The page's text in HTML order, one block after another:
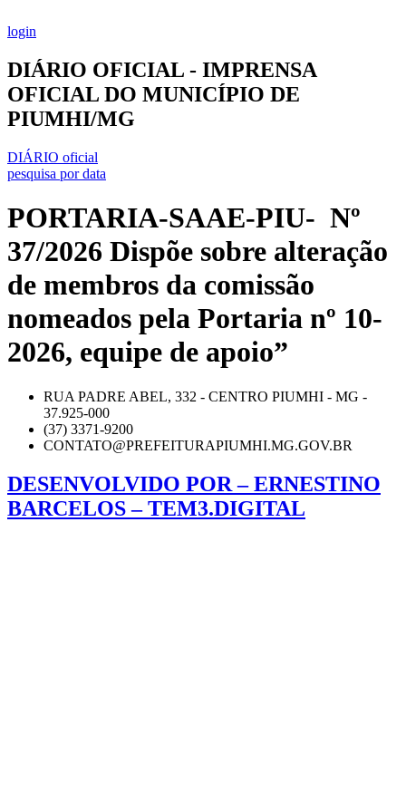
para
conteúdo
login
DIÁRIO OFICIAL - IMPRENSA
OFICIAL DO MUNICÍPIO DE
PIUMHI/MG
DIÁRIO oficial
pesquisa por data
PORTARIA-SAAE-PIU- Nº
37/2026 Dispõe sobre alteração
de membros da comissão
nomeados pela Portaria nº 10-
2026, equipe de apoio”
RUA PADRE ABEL, 332 - CENTRO PIUMHI - MG -
37.925-000
(37) 3371-9200
CONTATO@PREFEITURAPIUMHI.MG.GOV.BR
DESENVOLVIDO POR – ERNESTINO
BARCELOS – TEM3.DIGITAL